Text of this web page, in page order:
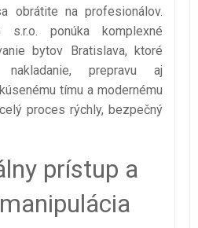
obrátite na profesionálov.
s.r.o. ponúka komplexné
bytov Bratislava, ktoré
nakladanie, prepravu aj
tímu a modernému
proces rýchly, bezpečný
prístup a